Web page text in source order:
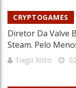
CRYPTOGAMES
Diretor Da Valve
Steam. Pelo
Tiago Xisto